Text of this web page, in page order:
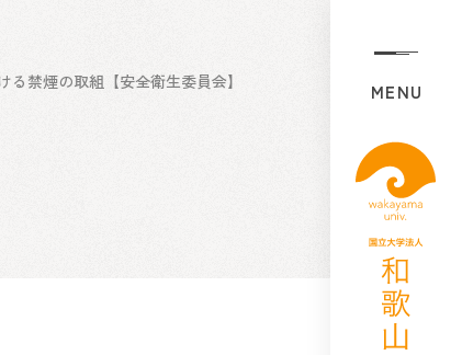
MENU
る禁煙の取組【安全衛生委員会】